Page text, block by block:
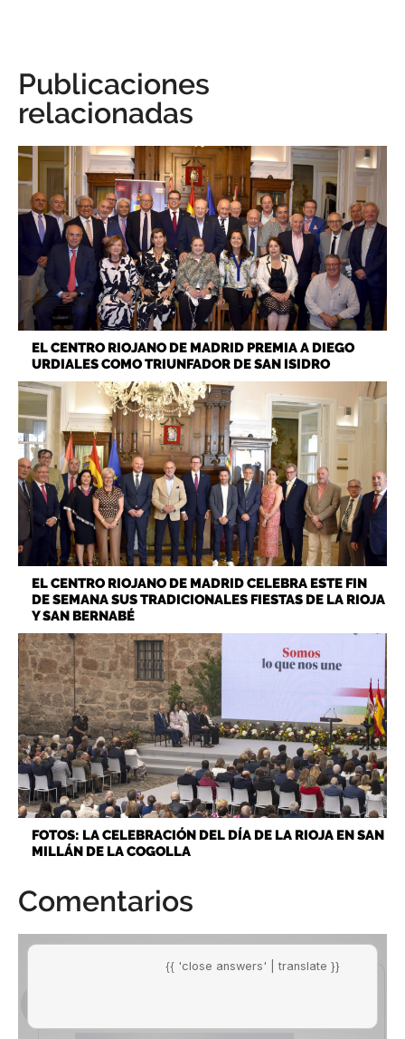
Publicaciones
relacionadas
EL CENTRO RIOJANO DE MADRID PREMIA A DIEGO
URDIALES COMO TRIUNFADOR DE SAN ISIDRO
EL CENTRO RIOJANO DE MADRID CELEBRA ESTE FIN
DE SEMANA SUS TRADICIONALES FIESTAS DE LA RIOJA
Y SAN BERNABÉ
FOTOS: LA CELEBRACIÓN DEL DÍA DE LA RIOJA EN SAN
MILLÁN DE LA COGOLLA
Comentarios